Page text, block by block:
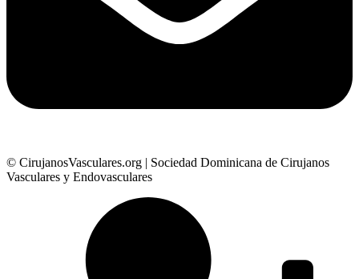
© CirujanosVasculares.org | Sociedad Dominicana de Cirujanos
Vasculares y Endovasculares